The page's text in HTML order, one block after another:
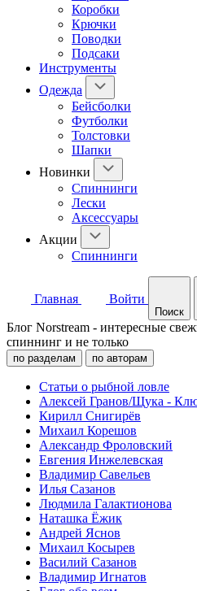
Коробки
Крючки
Поводки
Подсаки
Инструменты
Одежда
Бейсболки
Футболки
Толстовки
Шапки
Новинки
Спиннинги
Лески
Аксессуары
Акции
Спиннинги
Главная Войти
Поиск
Блог Norstream - интересные
спиннинг и не только
по разделам по авторам
Статьи о рыбной ловле
Алексей Гранов/Щука -
Кирилл Снигирёв
Михаил Корешов
Александр Фроловский
Евгения Инжелевская
Владимир Савельев
Илья Сазанов
Людмила Галактионова
Наташка Ёжик
Андрей Яснов
Михаил Косырев
Василий Сазанов
Владимир Игнатов